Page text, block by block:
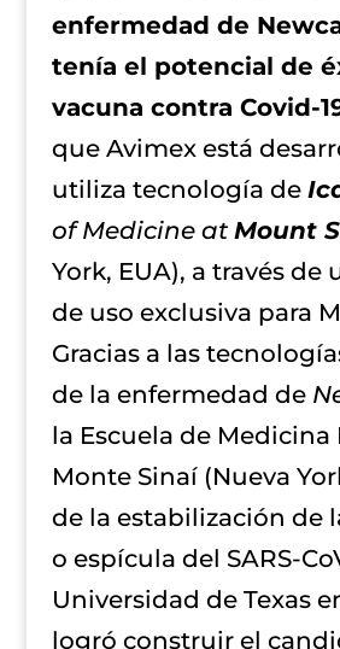
enfermedad de
tenía el potencial de
vacuna contra Covid-
que Avimex está
utiliza tecnología de
of Medicine at Mount
York, EUA), a través de
de uso exclusiva para
Gracias a las
de la enfermedad de
la Escuela de Medicina
Monte Sinaí (Nueva
de la estabilización de
o espícula del SARS-
Universidad de Texas
logró construir el